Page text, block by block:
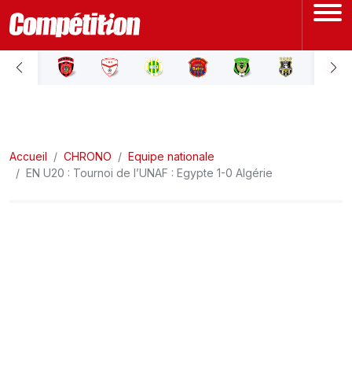
ACCUEIL
LIGUE 2
Accueil CHRONO
Equipe nationale
EN U20 : Tournoi de l’UNAF : Egypte 1-0 Algérie